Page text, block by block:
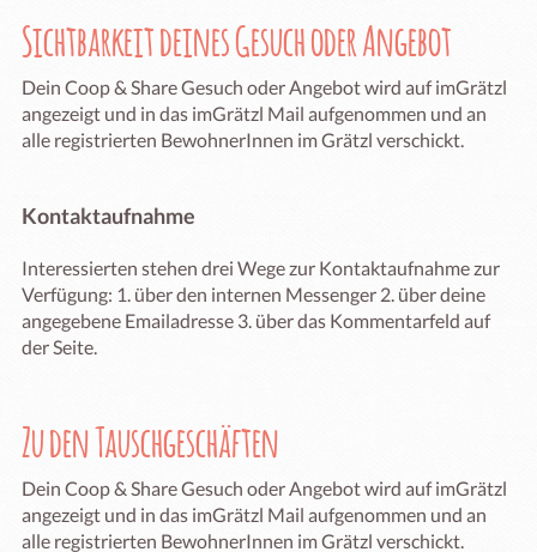
Sichtbarkeit deines Gesuch oder Angebot
Dein Coop & Share Gesuch oder Angebot wird auf imGrätzl
angezeigt und in das imGrätzl Mail aufgenommen und an
alle registrierten BewohnerInnen im Grätzl verschickt.
Kontaktaufnahme
Interessierten stehen drei Wege zur Kontaktaufnahme zur
Verfügung: 1. über den internen Messenger 2. über deine
angegebene Emailadresse 3. über das Kommentarfeld auf
der Seite.
Zu den Tauschgeschäften
Dein Coop & Share Gesuch oder Angebot wird auf imGrätzl
angezeigt und in das imGrätzl Mail aufgenommen und an
alle registrierten BewohnerInnen im Grätzl verschickt.